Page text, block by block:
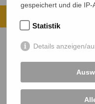
Ihre
gespeichert und die IP-
Statistik
Details anzeigen/